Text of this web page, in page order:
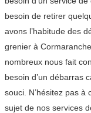
besoin de retirer
avons l’habitude des
grenier à
nombreux nous fait
besoin d’un débarras
souci. N’hésitez pas
sujet de nos services